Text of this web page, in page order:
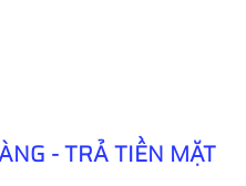
- TRẢ TIỀN MẶT